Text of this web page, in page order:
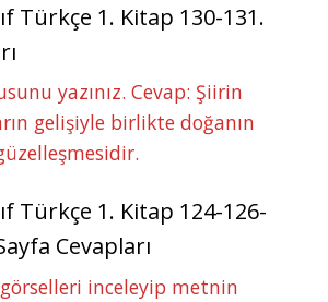
Türkçe 1. Kitap 130-131.
yazınız. Cevap: Şiirin
gelişiyle birlikte doğanın
Türkçe 1. Kitap 124-126-
Cevapları
görselleri inceleyip metnin